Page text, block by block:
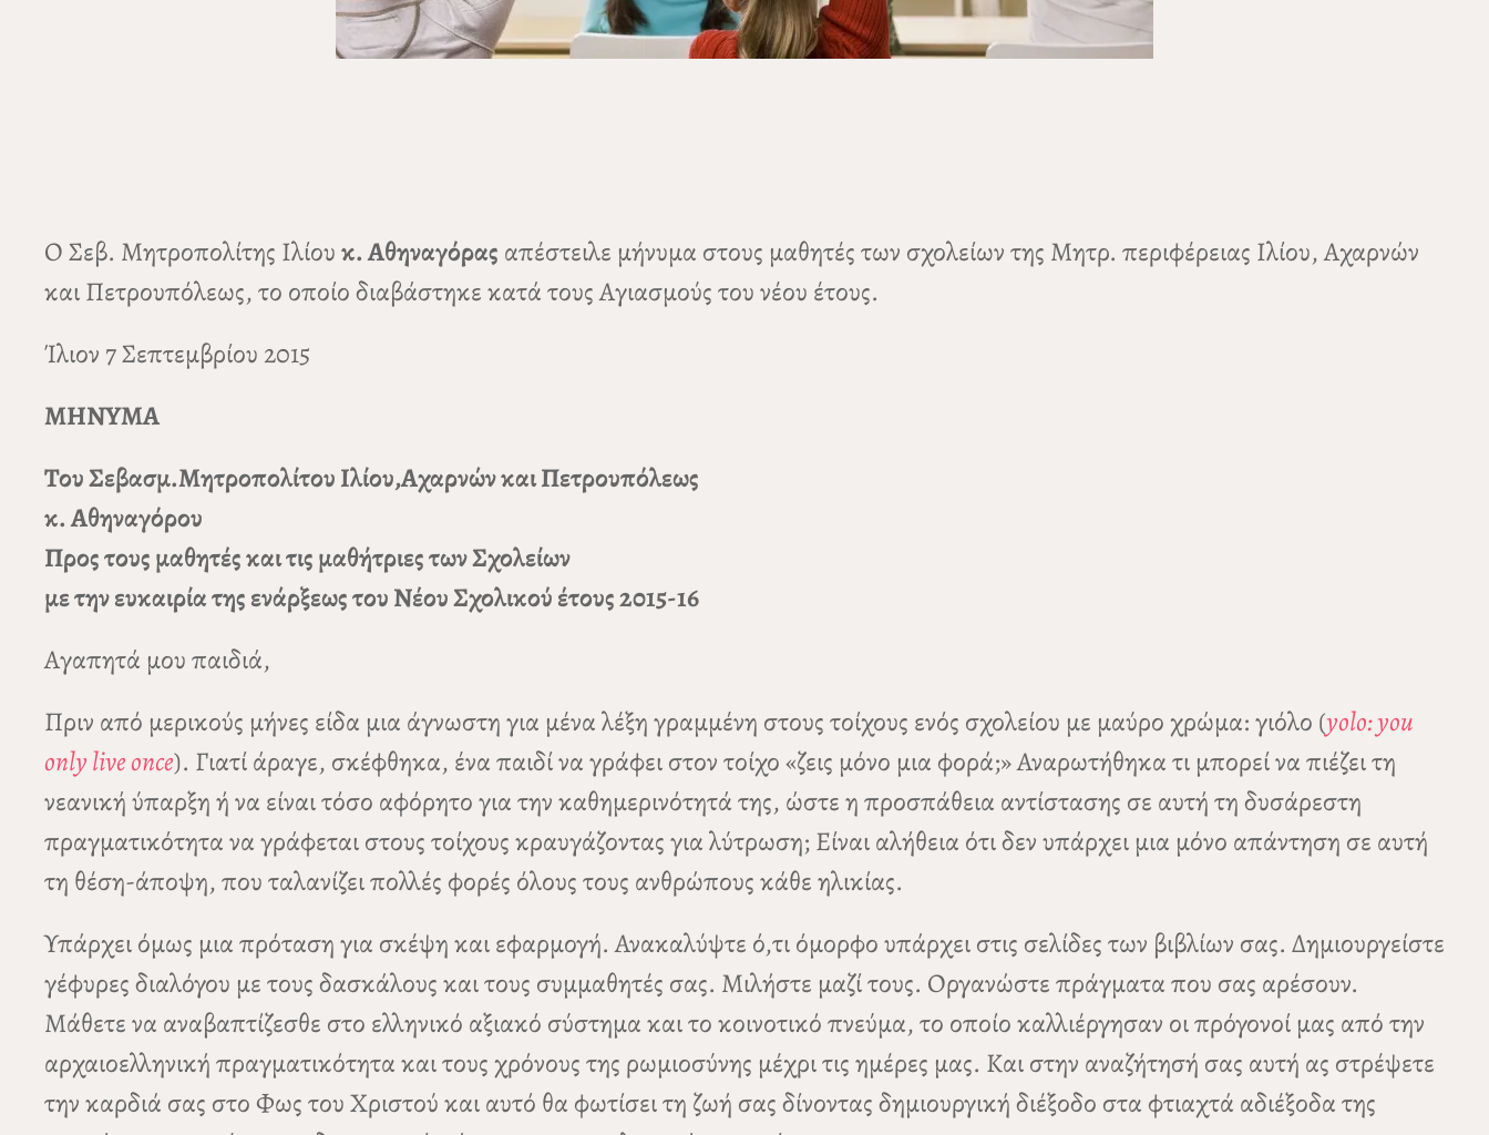
Ο Σεβ. Μητροπολίτης Ιλίουκ. Αθηναγόρας απέστειλε μήνυμα στους μαθητές των σχολείων της Μητρ. περιφέρειας Ιλίου, Αχαρνών
και Πετρουπόλεως, το οποίο διαβάστηκε κατά τους Αγιασμούς του νέου έτους.
Ίλιον 7 Σεπτεμβρίου 2015
MHNYMA
Του Σεβασμ.Μητροπολίτου Ιλίου,Αχαρνών και Πετρουπόλεως
κ. Αθηναγόρου
Προς τους μαθητές και τις μαθήτριες των Σχολείων
με την ευκαιρία της ενάρξεως του Νέου Σχολικού έτους 2015-16
Αγαπητά μου παιδιά,
Πριν από μερικούς μήνες είδα μια άγνωστη για μένα λέξη γραμμένη στους τοίχους ενός σχολείου με μαύρο χρώμα: γιόλο (yolo: you
only live once). Γιατί άραγε, σκέφθηκα, ένα παιδί να γράφει στον τοίχο «ζεις μόνο μια φορά;» Αναρωτήθηκα τι μπορεί να πιέζει τη
νεανική ύπαρξη ή να είναι τόσο αφόρητο για την καθημερινότητά της, ώστε η προσπάθεια αντίστασης σε αυτή τη δυσάρεστη
πραγματικότητα να γράφεται στους τοίχους κραυγάζοντας για λύτρωση; Είναι αλήθεια ότι δεν υπάρχει μια μόνο απάντηση σε αυτή
τη θέση-άποψη, που ταλανίζει πολλές φορές όλους τους ανθρώπους κάθε ηλικίας.
Υπάρχει όμως μια πρόταση για σκέψη και εφαρμογή. Ανακαλύψτε ό,τι όμορφο υπάρχει στις σελίδες των βιβλίων σας. Δημιουργείστε
γέφυρες διαλόγου με τους δασκάλους και τους συμμαθητές σας. Μιλήστε μαζί τους. Οργανώστε πράγματα που σας αρέσουν.
Μάθετε να αναβαπτίζεσθε στο ελληνικό αξιακό σύστημα και το κοινοτικό πνεύμα, το οποίο καλλιέργησαν οι πρόγονοί μας από την
αρχαιοελληνική πραγματικότητα και τους χρόνους της ρωμιοσύνης μέχρι τις ημέρες μας. Και στην αναζήτησή σας αυτή ας στρέψετε
την καρδιά σας στο Φως του Χριστού και αυτό θα φωτίσει τη ζωή σας δίνοντας δημιουργική διέξοδο στα φτιαχτά αδιέξοδα της